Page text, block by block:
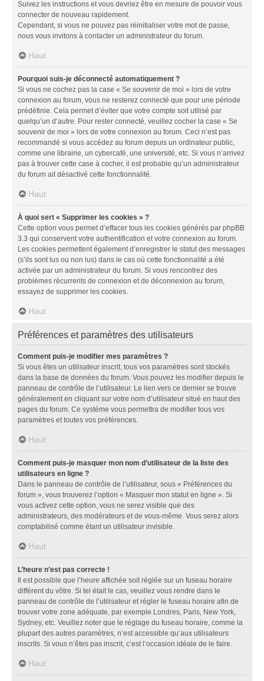
Suivez les instructions et vous devriez être en mesure de pouvoir vous
connecter de nouveau rapidement.
Cependant, si vous ne pouvez pas réinitialiser votre mot de passe,
nous vous invitons à contacter un administrateur du forum.
Haut
Pourquoi suis-je déconnecté automatiquement ?
Si vous ne cochez pas la case « Se souvenir de moi » lors de votre
connexion au forum, vous ne resterez connecté que pour une période
prédéfinie. Cela permet d’éviter que votre compte soit utilisé par
quelqu’un d’autre. Pour rester connecté, veuillez cocher la case « Se
souvenir de moi » lors de votre connexion au forum. Ceci n’est pas
recommandé si vous accédez au forum depuis un ordinateur public,
comme une librairie, un cybercafé, une université, etc. Si vous n’arrivez
pas à trouver cette case à cocher, il est probable qu’un administrateur
du forum ait désactivé cette fonctionnalité.
Haut
À quoi sert « Supprimer les cookies » ?
Cette option vous permet d’effacer tous les cookies générés par phpBB
3.3 qui conservent votre authentification et votre connexion au forum.
Les cookies permettent également d’enregistrer le statut des messages
(s’ils sont lus ou non lus) dans le cas où cette fonctionnalité a été
activée par un administrateur du forum. Si vous rencontrez des
problèmes récurrents de connexion et de déconnexion au forum,
essayez de supprimer les cookies.
Haut
Préférences et paramètres des utilisateurs
Comment puis-je modifier mes paramètres ?
Si vous êtes un utilisateur inscrit, tous vos paramètres sont stockés
dans la base de données du forum. Vous pouvez les modifier depuis le
panneau de contrôle de l’utilisateur. Le lien vers ce dernier se trouve
généralement en cliquant sur votre nom d’utilisateur situé en haut des
pages du forum. Ce système vous permettra de modifier tous vos
paramètres et toutes vos préférences.
Haut
Comment puis-je masquer mon nom d’utilisateur de la liste des
utilisateurs en ligne ?
Dans le panneau de contrôle de l’utilisateur, sous « Préférences du
forum », vous trouverez l’option « Masquer mon statut en ligne ». Si
vous activez cette option, vous ne serez visible que des
administrateurs, des modérateurs et de vous-même. Vous serez alors
comptabilisé comme étant un utilisateur invisible.
Haut
L’heure n’est pas correcte !
Il est possible que l’heure affichée soit réglée sur un fuseau horaire
différent du vôtre. Si tel était le cas, veuillez vous rendre dans le
panneau de contrôle de l’utilisateur et régler le fuseau horaire afin de
trouver votre zone adéquate, par exemple Londres, Paris, New York,
Sydney, etc. Veuillez noter que le réglage du fuseau horaire, comme la
plupart des autres paramètres, n’est accessible qu’aux utilisateurs
inscrits. Si vous n’êtes pas inscrit, c’est l’occasion idéale de le faire.
Haut